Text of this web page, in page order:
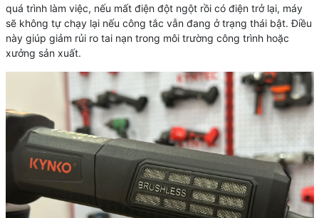
quá trình làm việc, nếu mất điện đột ngột rồi có điện trở lại, máy
sẽ không tự chạy lại nếu công tắc vẫn đang ở trạng thái bật. Điều
này giúp giảm rủi ro tai nạn trong môi trường công trình hoặc
xưởng sản xuất.